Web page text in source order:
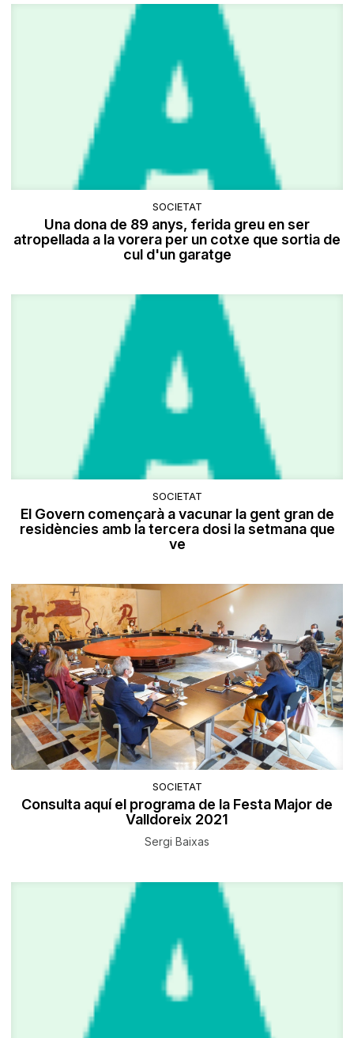
SOCIETAT
Una dona de 89 anys, ferida greu en ser
atropellada a la vorera per un cotxe que sortia de
cul d'un garatge
SOCIETAT
El Govern començarà a vacunar la gent gran de
residències amb la tercera dosi la setmana que
ve
SOCIETAT
Consulta aquí el programa de la Festa Major de
Valldoreix 2021
Sergi Baixas